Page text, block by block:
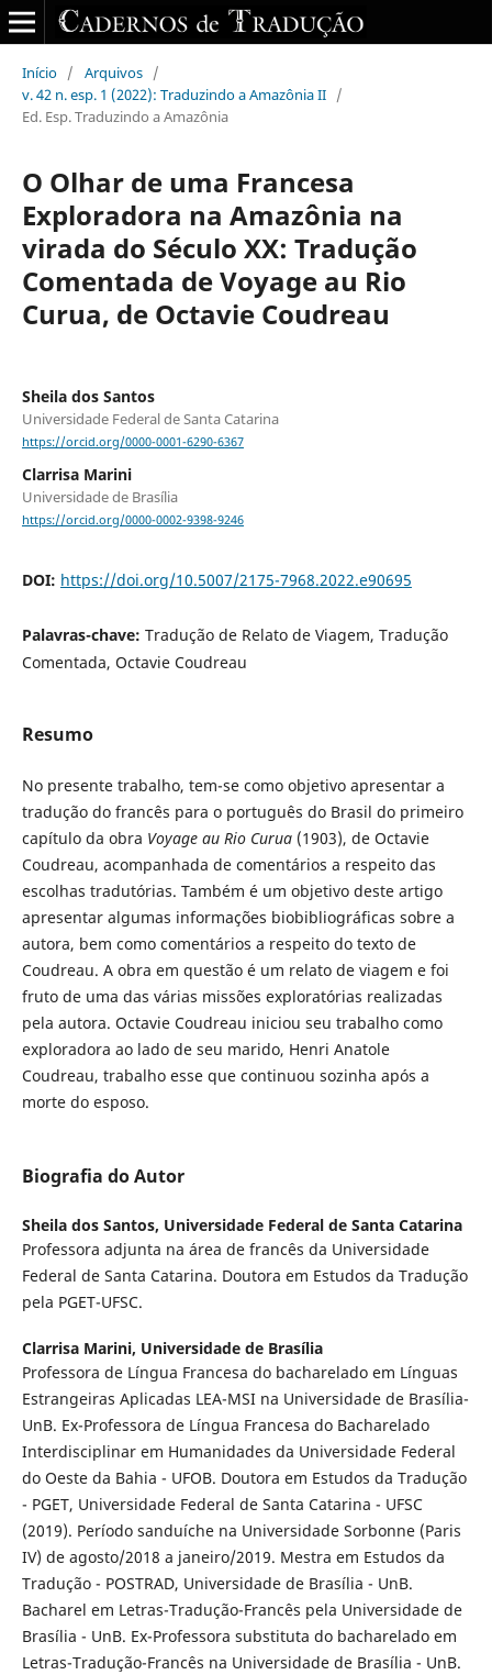
Início / Arquivos /
v. 42 n. esp. 1 (2022): Traduzindo a Amazônia II /
Ed. Esp. Traduzindo a Amazônia
O Olhar de uma Francesa
Exploradora na Amazônia na
virada do Século XX: Tradução
Comentada de Voyage au Rio
Curua, de Octavie Coudreau
Sheila dos Santos
Universidade Federal de Santa Catarina
https://orcid.org/0000-0001-6290-6367
Clarrisa Marini
Universidade de Brasília
https://orcid.org/0000-0002-9398-9246
DOI: https://doi.org/10.5007/2175-7968.2022.e90695
Palavras-chave: Tradução de Relato de Viagem, Tradução
Comentada, Octavie Coudreau
Resumo
No presente trabalho, tem-se como objetivo apresentar a
tradução do francês para o português do Brasil do primeiro
capítulo da obra Voyage au Rio Curua (1903), de Octavie
Coudreau, acompanhada de comentários a respeito das
escolhas tradutórias. Também é um objetivo deste artigo
apresentar algumas informações biobibliográficas sobre a
autora, bem como comentários a respeito do texto de
Coudreau. A obra em questão é um relato de viagem e foi
fruto de uma das várias missões exploratórias realizadas
pela autora. Octavie Coudreau iniciou seu trabalho como
exploradora ao lado de seu marido, Henri Anatole
Coudreau, trabalho esse que continuou sozinha após a
morte do esposo.
Biografia do Autor
Sheila dos Santos, Universidade Federal de Santa Catarina
Professora adjunta na área de francês da Universidade
Federal de Santa Catarina. Doutora em Estudos da Tradução
pela PGET-UFSC.
Clarrisa Marini, Universidade de Brasília
Professora de Língua Francesa do bacharelado em Línguas
Estrangeiras Aplicadas LEA-MSI na Universidade de Brasília-
UnB. Ex-Professora de Língua Francesa do Bacharelado
Interdisciplinar em Humanidades da Universidade Federal
do Oeste da Bahia - UFOB. Doutora em Estudos da Tradução
- PGET, Universidade Federal de Santa Catarina - UFSC
(2019). Período sanduíche na Universidade Sorbonne (Paris
IV) de agosto/2018 a janeiro/2019. Mestra em Estudos da
Tradução - POSTRAD, Universidade de Brasília - UnB.
Bacharel em Letras-Tradução-Francês pela Universidade de
Brasília - UnB. Ex-Professora substituta do bacharelado em
Letras-Tradução-Francês na Universidade de Brasília - UnB.